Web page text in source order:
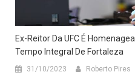
Ex-Reitor Da UFC É
Tempo Integral De Fortaleza
31/10/2023 Roberto Pires